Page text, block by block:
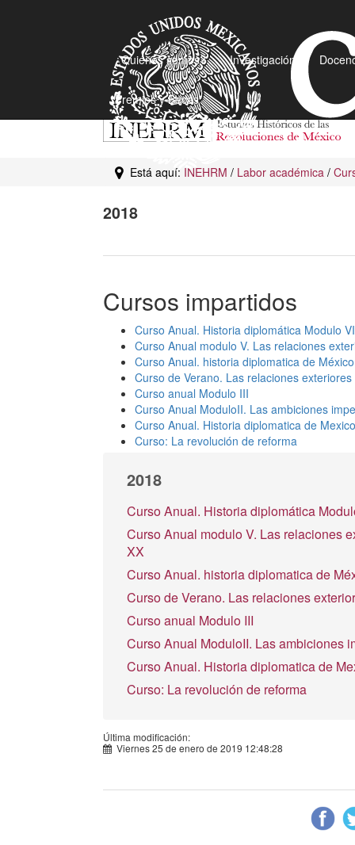
¿Quiénes somos? Investigación
Premios y Becas
Está aquí: INEHRM / Labor académica /
2018
Cursos impartidos
Curso Anual. Historia diplomática Modulo VI
Curso Anual modulo V. Las relaciones
Curso Anual. historia diplomatica de
Curso de Verano. Las relaciones
Curso anual Modulo III
Curso Anual ModuloII. Las ambiciones
Curso Anual. Historia diplomatica de Mexico
Curso: La revolución de reforma
2018
Curso Anual. Historia diplomática
Curso Anual modulo V. Las relaciones
XX
Curso Anual. historia diplomatica de
Curso de Verano. Las relaciones
Curso anual Modulo III
Curso Anual ModuloII. Las ambiciones
Curso Anual. Historia diplomatica de
Curso: La revolución de reforma
Última modificación:
Viernes 25 de enero de 2019 12:48:28